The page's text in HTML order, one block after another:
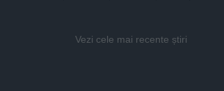
Vezi cele mai recente știri